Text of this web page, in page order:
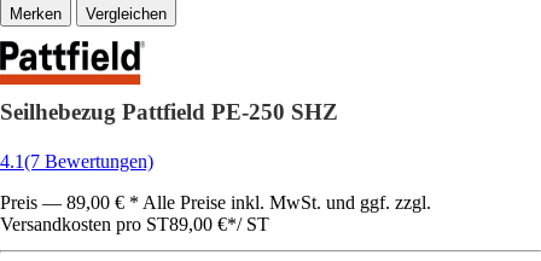
Vergleichen
Seilhebezug Pattfield PE-250 SHZ
4.1(7 Bewertungen)
Preis — 89,00 € * Alle Preise inkl. MwSt. und ggf. zzgl.
Versandkosten pro ST89,00 €*/ ST